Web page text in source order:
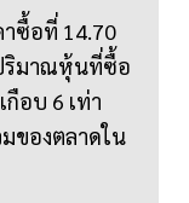
ซื้อที่ 14.70
ริมาณหุ้นที่ซื้อ
อบ 6 เท่า
ของตลาดใน